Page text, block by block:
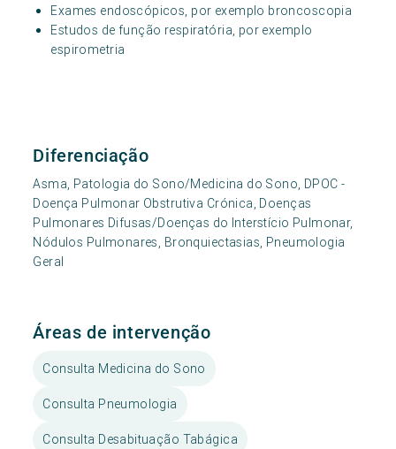
Exames endoscópicos, por exemplo broncoscopia
Estudos de função respiratória, por exemplo
espirometria
Diferenciação
Asma, Patologia do Sono/Medicina do Sono, DPOC -
Doença Pulmonar Obstrutiva Crónica, Doenças
Pulmonares Difusas/Doenças do Interstício Pulmonar,
Nódulos Pulmonares, Bronquiectasias, Pneumologia
Geral
Áreas de intervenção
Consulta Medicina do Sono
Consulta Pneumologia
Consulta Desabituação Tabágica